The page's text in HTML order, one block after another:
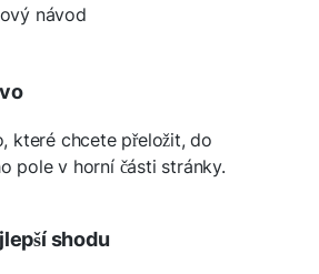
návod
které chcete přeložit, do
pole v horní části stránky.
shodu